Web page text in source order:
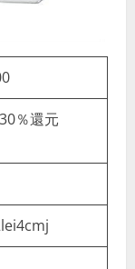
％還元